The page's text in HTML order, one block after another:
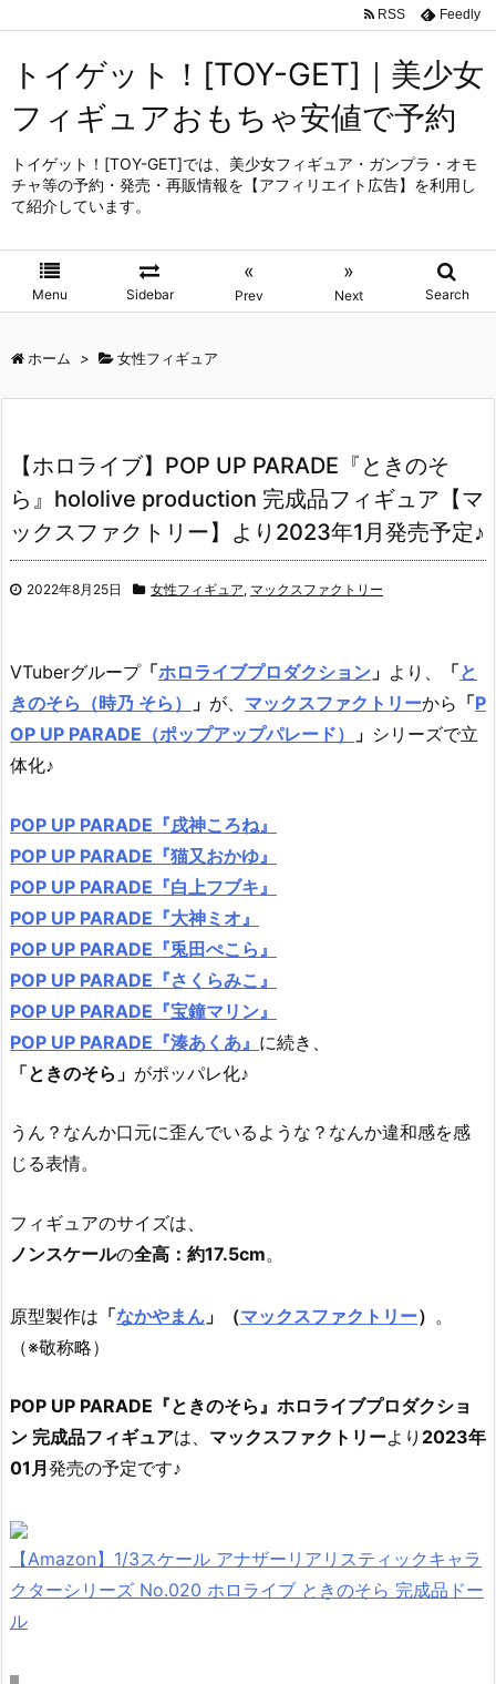
トイゲット！[TOY-GET]｜美少女
フィギュアおもちゃ安値で予約
トイゲット！[TOY-GET]では、美少女フィギュア・ガンプラ・オモ
チャ等の予約・発売・再販情報を【アフィリエイト広告】を利用し
て紹介しています。
Menu Sidebar
«
Prev
»
Next Search
RSS Feedly
ホーム > 女性フィギュア
【ホロライブ】POP UP PARADE『ときのそ
ら』hololive production 完成品フィギュア【マ
ックスファクトリー】より2023年1月発売予定♪
2022年8月25日 女性フィギュア, マックスファクトリー
VTuberグループ「ホロライブプロダクション 」 より、 「と
きのそら（時乃 そら）
」 が、 マックスファクトリーから 「P
OP UP PARADE（ポップアップパレード）
」 シリーズで立
体化♪
POP UP PARADE『戌神ころね』
POP UP PARADE『猫又おかゆ』
POP UP PARADE『白上フブキ』
POP UP PARADE『大神ミオ』
POP UP PARADE『兎田ぺこら』
POP UP PARADE『さくらみこ』
POP UP PARADE『宝鐘マリン』
POP UP PARADE『湊あくあ』 に続き、
「ときのそら」 がポッパレ化♪
うん？なんか口元に歪んでいるような？なんか違和感を感
じる表情。
フィギュアのサイズは、
ノンスケールの全高：約17.5cm。
原型製作は 「なかやまん 」（マックスファクトリー） 。
（※敬称略）
POP UP PARADE『ときのそら』ホロライブプロダクショ
ン 完成品フィギュアは、 マックスファクトリーより 2023年
01月 発売の予定です♪
【Amazon】1/3スケール アナザーリアリスティックキャラ
クターシリーズ No.020 ホロライブ ときのそら 完成品ドー
ル